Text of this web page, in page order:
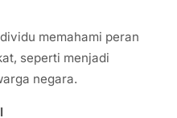
memahami peran
seperti menjadi
negara.